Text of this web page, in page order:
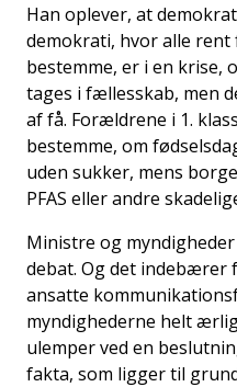
Han oplever, at
demokrati, hvor alle
bestemme, er i en krise,
tages i fællesskab, men
af få. Forældrene i 1.
bestemme, om
uden sukker, mens
PFAS eller andre
Ministre og
debat. Og det
ansatte
myndighederne helt
ulemper ved en
fakta, som ligger til